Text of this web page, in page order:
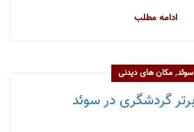
ادامه مطلب
سوئد, مکان های دیدنی